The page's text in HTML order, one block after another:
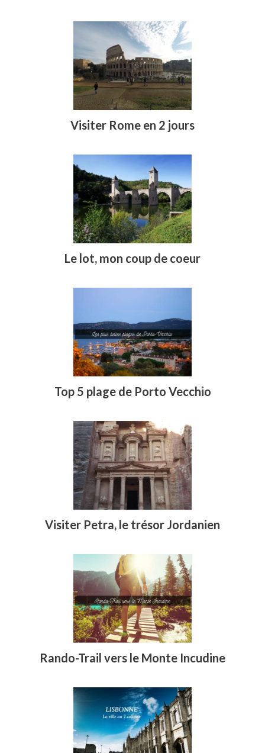
Visiter Rome en 2 jours
Le lot, mon coup de coeur
Top 5 plage de Porto Vecchio
Visiter Petra, le trésor Jordanien
Rando-Trail vers le Monte Incudine